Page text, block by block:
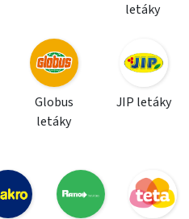
letáky
Globus
letáky
JIP letáky